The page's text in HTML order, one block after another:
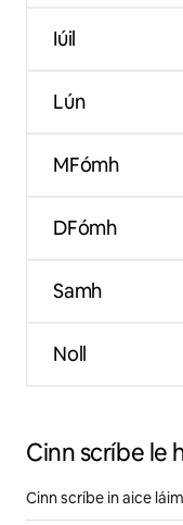
Iúil
Lún
MFómh
DFómh
Samh
Noll
Cinn scríbe le
Cinn scríbe in aice